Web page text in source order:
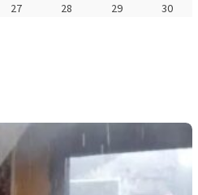
27 28 29
30